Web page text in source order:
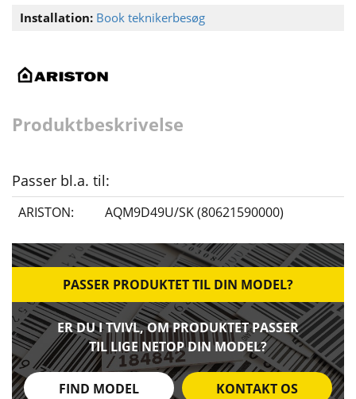
Installation: Book teknikerbesøg
Produktbeskrivelse
Passer bl.a. til:
ARISTON: AQM9D49U/SK (80621590000)
PASSER PRODUKTET TIL DIN MODEL?
ER DU I TVIVL, OM PRODUKTET PASSER
TIL LIGE NETOP DIN MODEL?
FIND MODEL KONTAKT OS